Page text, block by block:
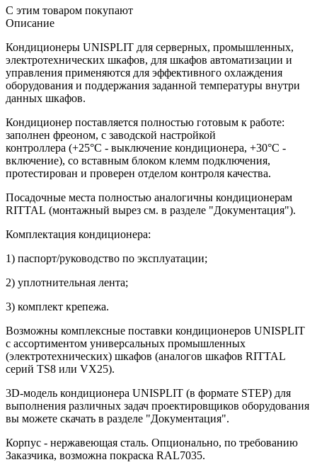
С этим товаром покупают
Описание
Кондиционеры UNISPLIT для серверных, промышленных,
электротехнических шкафов, для шкафов автоматизации и
управления применяются для эффективного охлаждения
оборудования и поддержания заданной температуры внутри
данных шкафов.
Кондиционер поставляется полностью готовым к работе:
заполнен фреоном, с заводской настройкой
контроллера (+25°С - выключение кондиционера, +30°С -
включение), со вставным блоком клемм подключения,
протестирован и проверен отделом контроля качества.
Посадочные места полностью аналогичны кондиционерам
RITTAL (монтажный вырез см. в разделе "Документация").
Комплектация кондиционера:
1) паспорт/руководство по эксплуатации;
2) уплотнительная лента;
3) комплект крепежа.
Возможны комплексные поставки кондиционеров UNISPLIT
c ассортиментом универсальных промышленных
(электротехнических) шкафов (аналогов шкафов RITTAL
серий TS8 или VX25).
3D-модель кондиционера UNISPLIT (в формате STEP) для
выполнения различных задач проектировщиков оборудования
вы можете скачать в разделе "Документация".
Корпус - нержавеющая сталь. Опционально, по требованию
Заказчика, возможна покраска RAL7035.